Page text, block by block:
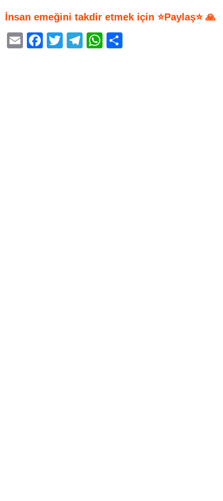
İnsan emeğini takdir etmek için ⭐Paylaş⭐ 🙏
E
F
T
T
W